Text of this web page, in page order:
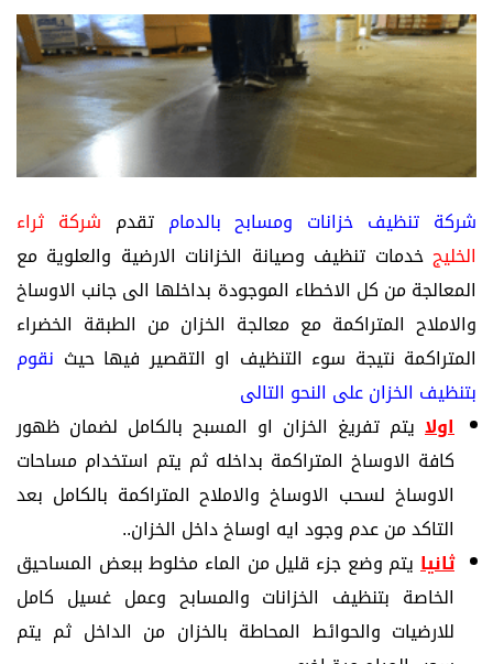
شركة تنظيف خزانات ومسابح بالدمامتقدم شركة ثراء
الخليج خدمات تنظيف وصيانة الخزانات الارضية والعلوية مع
المعالجة من كل الاخطاء الموجودة بداخلها الى جانب الاوساخ
والاملاح المتراكمة مع معالجة الخزان من الطبقة الخضراء
المتراكمة نتيجة سوء التنظيف او التقصير فيها حيث نقوم
بتنظيف الخزان على النحو التالى
اولا يتم تفريغ الخزان او المسبح بالكامل لضمان ظهور
كافة الاوساخ المتراكمة بداخله ثم يتم استخدام مساحات
الاوساخ لسحب الاوساخ والاملاح المتراكمة بالكامل بعد
التاكد من عدم وجود ايه اوساخ داخل الخزان..
ثانيا يتم وضع جزء قليل من الماء مخلوط ببعض المساحيق
الخاصة بتنظيف الخزانات والمسابح وعمل غسيل كامل
للارضيات والحوائط المحاطة بالخزان من الداخل ثم يتم